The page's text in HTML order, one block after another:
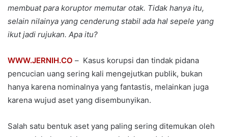
membuat para koruptor memutar otak. Tidak hanya itu,
selain nilainya yang cenderung stabil ada hal sepele yang
ikut jadi rujukan. Apa itu?
WWW.JERNIH.CO – ​ Kasus korupsi dan tindak pidana
pencucian uang sering kali mengejutkan publik, bukan
hanya karena nominalnya yang fantastis, melainkan juga
karena wujud aset yang disembunyikan.
Salah satu bentuk aset yang paling sering ditemukan oleh